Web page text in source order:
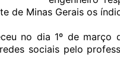
de Minas Gerais os
no dia 1º de
sociais pelo